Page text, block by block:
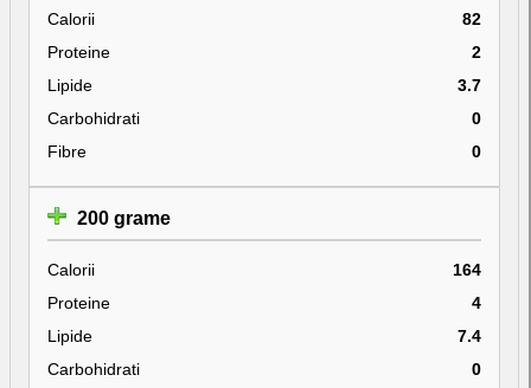
Calorii
82
Proteine
2
Lipide
3.7
Carbohidrati
0
Fibre
0
200 grame
Calorii
164
Proteine
4
Lipide
7.4
Carbohidrati
0